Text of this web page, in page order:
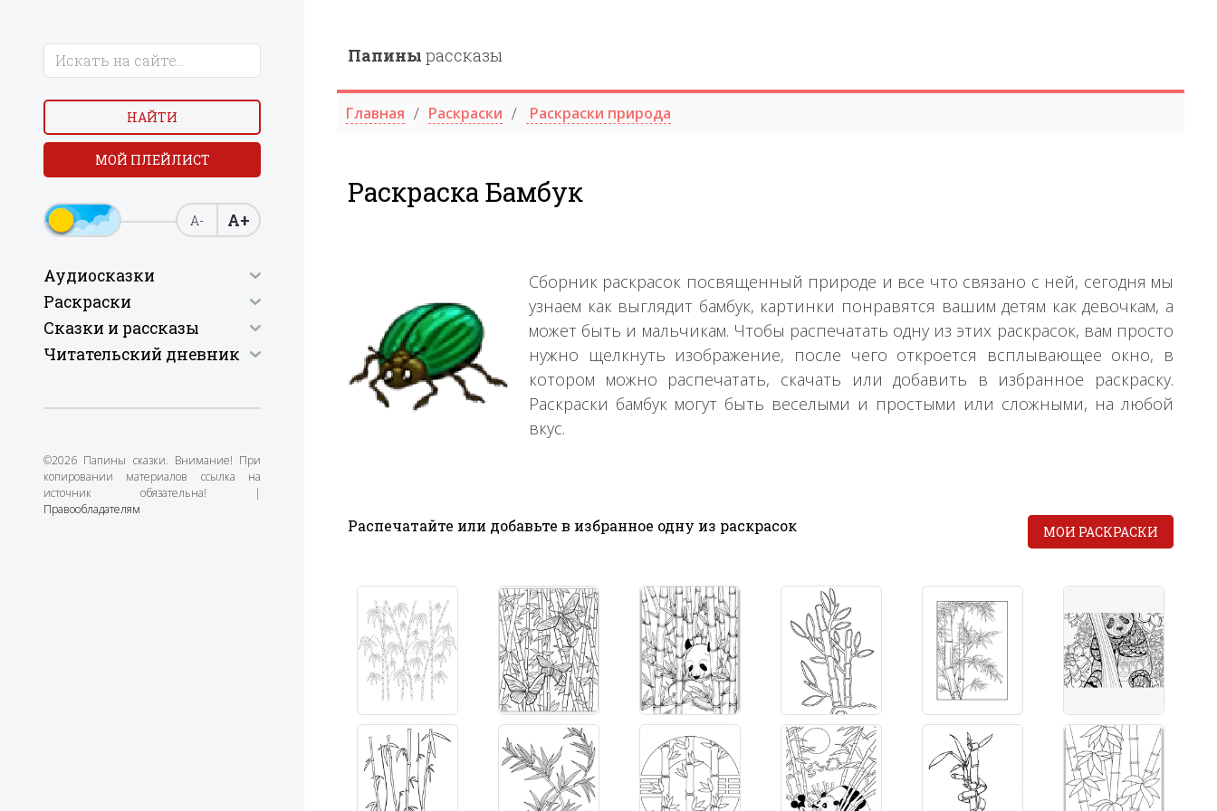
НАЙТИ
МОЙ ПЛЕЙЛИСТ
А- А+
Аудиосказки
Раскраски
Сказки и рассказы
Читательский дневник
©2026 Папины сказки. Внимание! При
копировании материалов ссылка на
источник обязательна! |
Правообладателям
Папины рассказы
Главная Раскраски Раскраски природа
Раскраска Бамбук
Сборник раскрасок посвященный природе и все что связано с ней, сегодня мы
узнаем как выглядит бамбук, картинки понравятся вашим детям как девочкам, а
может быть и мальчикам. Чтобы распечатать одну из этих раскрасок, вам просто
нужно щелкнуть изображение, после чего откроется всплывающее окно, в
котором можно распечатать, скачать или добавить в избранное раскраску.
Раскраски бамбук могут быть веселыми и простыми или сложными, на любой
вкус.
Распечатайте или добавьте в избранное одну из раскрасок МОИ РАСКРАСКИ